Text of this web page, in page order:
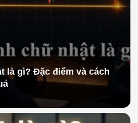
là gì? Đặc điểm và cách